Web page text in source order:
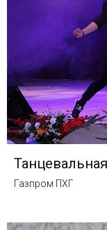
Газпром ПХГ